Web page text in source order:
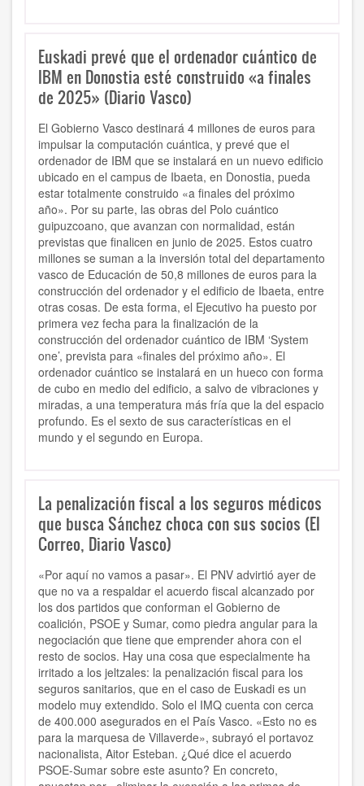
Euskadi prevé que el ordenador cuántico de
IBM en Donostia esté construido «a finales
de 2025» (Diario Vasco)
El Gobierno Vasco destinará 4 millones de euros para
impulsar la computación cuántica, y prevé que el
ordenador de IBM que se instalará en un nuevo edificio
ubicado en el campus de Ibaeta, en Donostia, pueda
estar totalmente construido «a finales del próximo
año». Por su parte, las obras del Polo cuántico
guipuzcoano, que avanzan con normalidad, están
previstas que finalicen en junio de 2025. Estos cuatro
millones se suman a la inversión total del departamento
vasco de Educación de 50,8 millones de euros para la
construcción del ordenador y el edificio de Ibaeta, entre
otras cosas. De esta forma, el Ejecutivo ha puesto por
primera vez fecha para la finalización de la
construcción del ordenador cuántico de IBM ‘System
one’, prevista para «finales del próximo año». El
ordenador cuántico se instalará en un hueco con forma
de cubo en medio del edificio, a salvo de vibraciones y
miradas, a una temperatura más fría que la del espacio
profundo. Es el sexto de sus características en el
mundo y el segundo en Europa.
La penalización fiscal a los seguros médicos
que busca Sánchez choca con sus socios (El
Correo, Diario Vasco)
«Por aquí no vamos a pasar». El PNV advirtió ayer de
que no va a respaldar el acuerdo fiscal alcanzado por
los dos partidos que conforman el Gobierno de
coalición, PSOE y Sumar, como piedra angular para la
negociación que tiene que emprender ahora con el
resto de socios. Hay una cosa que especialmente ha
irritado a los jeltzales: la penalización fiscal para los
seguros sanitarios, que en el caso de Euskadi es un
modelo muy extendido. Solo el IMQ cuenta con cerca
de 400.000 asegurados en el País Vasco. «Esto no es
para la marquesa de Villaverde», subrayó el portavoz
nacionalista, Aitor Esteban. ¿Qué dice el acuerdo
PSOE-Sumar sobre este asunto? En concreto,